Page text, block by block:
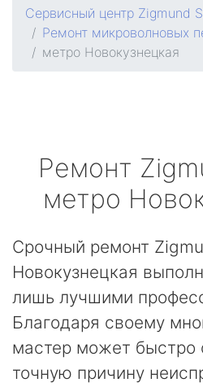
Сервисный центр Zigmund
Ремонт микроволновых
метро Новокузнецкая
Ремонт
метро
Срочный ремонт
Новокузнецкая
лишь лучшими
Благодаря своему
мастер может быстро
точную причину